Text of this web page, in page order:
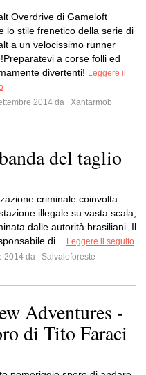
Overdrive di Gameloft
lo stile frenetico della serie di
a un velocissimo runner
a corse folli ed
divertenti! Leggere il
2014 da
Xantarmob
del taglio
criminale coinvolta
illegale su vasta scala,
dalle autorità brasiliani. Il
di...
Leggere il seguito
2014 da
Salvaleforeste
Adventures -
di Tito Faraci